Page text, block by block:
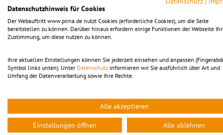
Datenschutzhinweis für Cookies
Der Webauftritt www.pirna.de nutzt Cookies (erforderliche Cookies), um die Seite
bereitstellen zu können. Darüber hinaus erfordern einige Funktionen der Webseite
Zustimmung, um diese nutzen zu können.
Ihre aktuellen Einstellungen können Sie jederzeit einsehen und anpassen
Symbol links unten). Unter Datenschutz informieren wir Sie ausführlich über Art und
Umfang der Datenverarbeitung sowie Ihre Rechte.
Alle akzeptieren
Einstellungen öffnen Alle ablehnen